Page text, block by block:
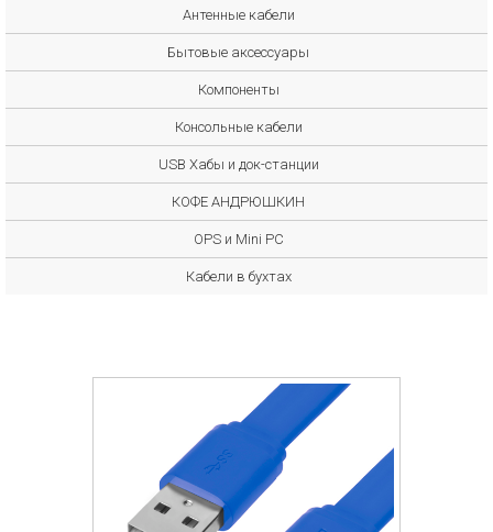
Антенные кабели
Бытовые аксессуары
Компоненты
Консольные кабели
USB Хабы и док-станции
КОФЕ АНДРЮШКИН
OPS и Mini PC
Кабели в бухтах